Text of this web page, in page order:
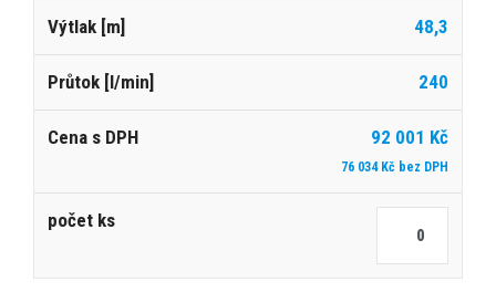
48,3
240
92 001 Kč
76 034 Kč bez DPH